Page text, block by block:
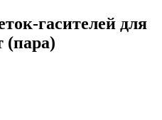
гасителей для
(пара)